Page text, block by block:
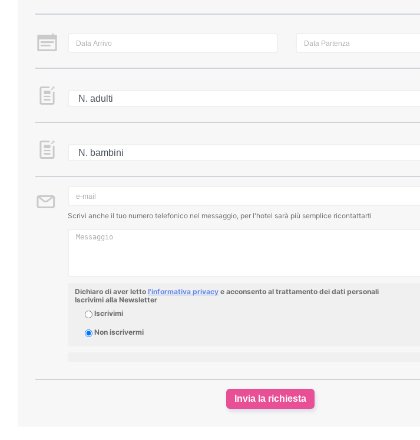
Scrivi anche il tuo numero telefonico nel messaggio, per l'hotel sarà più semplice ricontattarti
Dichiaro di aver letto l'informativa privacy e acconsento al trattamento dei dati personali
Iscrivimi alla Newsletter
Iscrivimi
Non iscrivermi
Invia la richiesta